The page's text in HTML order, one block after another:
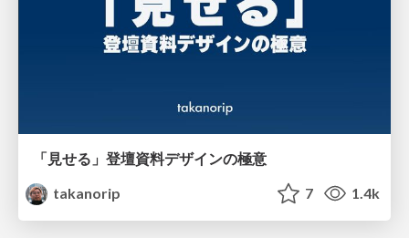
「見せる」登壇資料デザインの極意
takanorip
7 1.4k